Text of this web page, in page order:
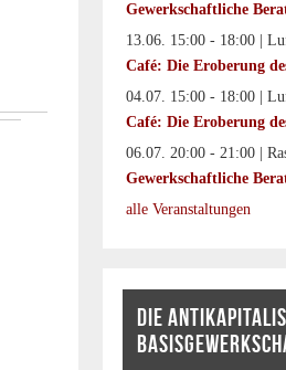
Gewerkschaftliche
13.06. 15:00 - 18:00 |
Café: Die Eroberung
04.07. 15:00 - 18:00 |
Café: Die Eroberung
06.07. 20:00 - 21:00 |
Gewerkschaftliche
alle Veranstaltungen
DIE